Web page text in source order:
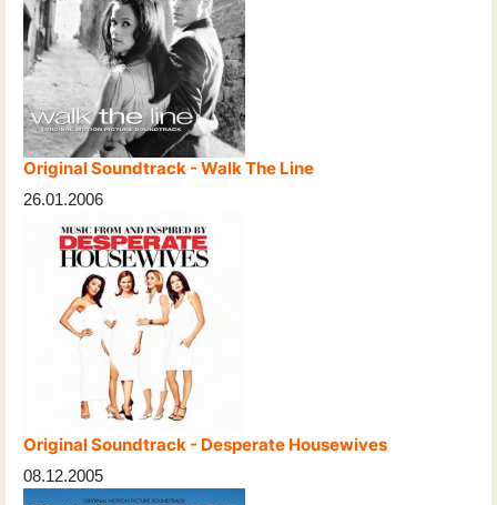
Original Soundtrack - Walk The Line
26.01.2006
Original Soundtrack - Desperate Housewives
08.12.2005